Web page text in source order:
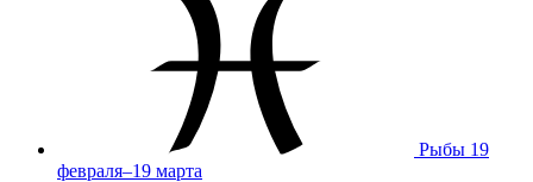
Рыбы 19
февраля–19 марта